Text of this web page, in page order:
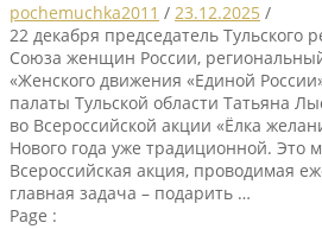
pochemuchka2011 / 23.12.2025 /
22 декабря председатель Тульского
Союза женщин России,
«Женского движения «Единой
палаты Тульской области Татьяна
во Всероссийской акции «Ёлка
Нового года уже традиционной. Это
Всероссийская акция, проводимая
главная задача – подарить …
Page :